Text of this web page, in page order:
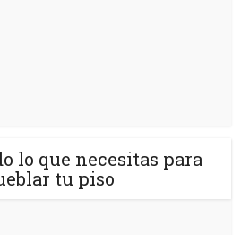
lo que necesitas para
tu piso